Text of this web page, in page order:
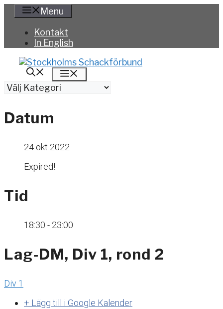
Hoppa
innehåll
Menu
Kontakt
In English
Kategorier
Datum
24 okt 2022
Expired!
Tid
18:30 - 23:00
Lag-DM, Div 1, rond 2
Div 1
+ Lägg till i Google Kalender